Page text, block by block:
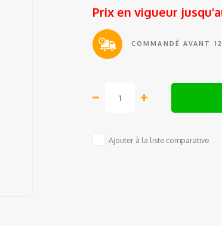
Prix en vigueur
COMMANDÉ AVANT
Ajouter à la liste comparative